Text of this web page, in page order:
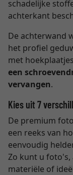
schadelijke
achterkant
De achterwand
het profiel
met
een
vervangen.
Kies uit 7
De premium
een reeks van
eenvoudig
Zo kunt u
materiële of